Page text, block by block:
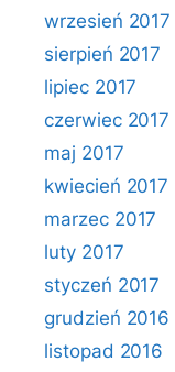
wrzesień 2017
sierpień 2017
lipiec 2017
czerwiec 2017
maj 2017
kwiecień 2017
marzec 2017
luty 2017
styczeń 2017
grudzień 2016
listopad 2016